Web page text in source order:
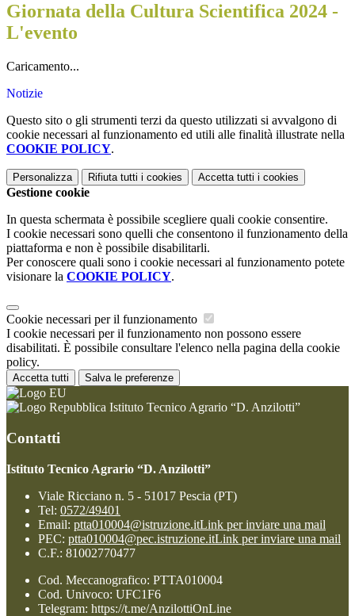
Giornata della Cultura Scientifica 2024 -
L'evento
Caricamento...
Notizie
Questo sito o gli strumenti terzi da questo utilizzati si avvalgono di
cookie necessari al funzionamento ed utili alle finalità illustrate nella
COOKIE POLICY.
Personalizza Rifiuta tutti i cookies Accetta tutti i cookies
Gestione cookie
In questa schermata è possibile scegliere quali cookie consentire.
I cookie necessari sono quelli che consentono il funzionamento della
piattaforma e non è possibile disabilitarli.
Per conoscere quali sono i cookie necessari al funzionamento potete
visionare la COOKIE POLICY.
Cookie necessari per il funzionamento
I cookie necessari per il funzionamento non possono essere
disabilitati. È possibile consultare l'elenco nella pagina della cookie
policy.
Accetta tutti Salva le preferenze
Istituto Tecnico Agrario “D. Anzilotti”
Contatti
Istituto Tecnico Agrario “D. Anzilotti”
Viale Ricciano n. 5 - 51017 Pescia (PT)
Tel: 0572/49401
Email: ptta010004@istruzione.itLink per inviare una mail
PEC: ptta010004@pec.istruzione.itLink per inviare una mail
C.F.: 81002770477
Cod. Meccanografico: PTTA010004
Cod. Univoco: UFC1F6
Telegram: https://t.me/AnzilottiOnLine